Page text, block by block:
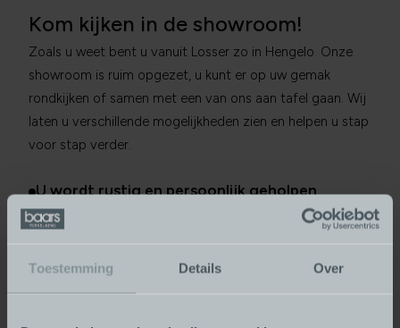
Toestemming Details Over
Kom kijken in de showroom!
Zoals u weet bent u vanuit Losser zo in Hengelo. Onze
showroom is ruim opgezet, u kunt er op uw gemak
rondkijken of samen met een van ons aan tafel gaan. Wij
laten u verschillende mogelijkheden zien en helpen u stap
voor stap verder.
U wordt rustig en persoonlijk geholpen
Bij ons nemen we echt de tijd voor u. Geen gehaast,
wensen.